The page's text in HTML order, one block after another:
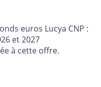
euros Lucya CNP :
et 2027
à cette offre.